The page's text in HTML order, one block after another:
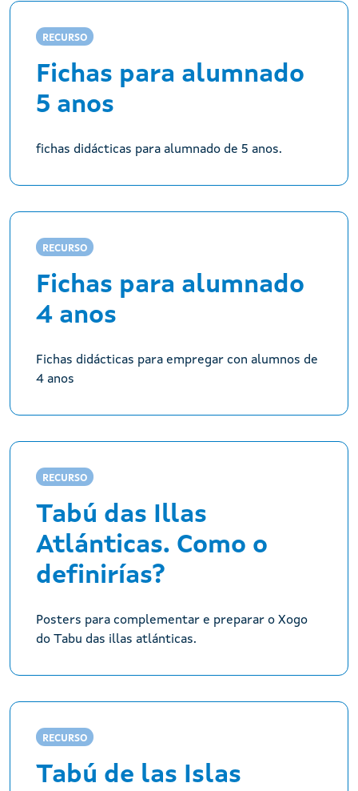
RECURSO
Fichas para alumnado
5 anos
fichas didácticas para alumnado de 5 anos.
RECURSO
Fichas para alumnado
4 anos
Fichas didácticas para empregar con alumnos de
4 anos
RECURSO
Tabú das Illas
Atlánticas. Como o
definirías?
Posters para complementar e preparar o Xogo
do Tabu das illas atlánticas.
RECURSO
Tabú de las Islas